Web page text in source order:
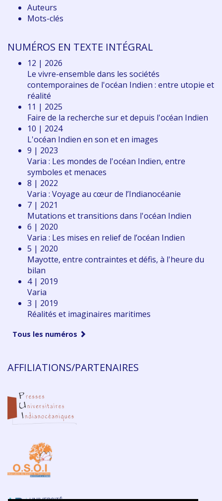
Auteurs
Mots-clés
NUMÉROS EN TEXTE INTÉGRAL
12 | 2026
Le vivre-ensemble dans les sociétés
contemporaines de l'océan Indien : entre utopie et
réalité
11 | 2025
Faire de la recherche sur et depuis l'océan Indien
10 | 2024
L'océan Indien en son et en images
9 | 2023
Varia : Les mondes de l'océan Indien, entre
symboles et menaces
8 | 2022
Varia : Voyage au cœur de l’Indianocéanie
7 | 2021
Mutations et transitions dans l'océan Indien
6 | 2020
Varia : Les mises en relief de l’océan Indien
5 | 2020
Mayotte, entre contraintes et défis, à l'heure du
bilan
4 | 2019
Varia
3 | 2019
Réalités et imaginaires maritimes
Tous les numéros
AFFILIATIONS/PARTENAIRES